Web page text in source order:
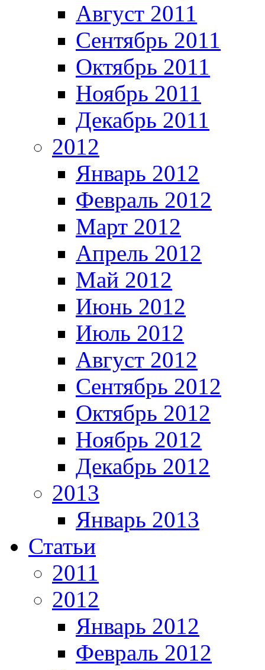
Август 2011
Сентябрь 2011
Октябрь 2011
Ноябрь 2011
Декабрь 2011
2012
Январь 2012
Февраль 2012
Март 2012
Апрель 2012
Май 2012
Июнь 2012
Июль 2012
Август 2012
Сентябрь 2012
Октябрь 2012
Ноябрь 2012
Декабрь 2012
2013
Январь 2013
Статьи
2011
2012
Январь 2012
Февраль 2012